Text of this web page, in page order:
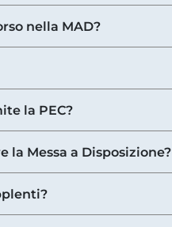
nella MAD?
la PEC?
Messa a Disposizione?